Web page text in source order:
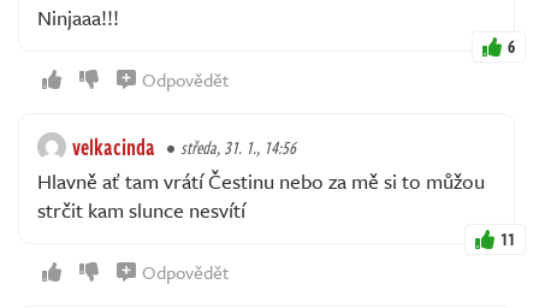
Ninjaaa!!!
6
Odpovědět
velkacinda středa, 31. 1., 14:56
Hlavně ať tam vrátí Čestinu nebo za mě si to můžou
strčit kam slunce nesvítí
11
Odpovědět